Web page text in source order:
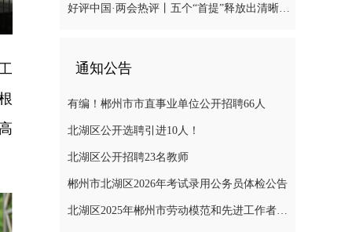
好评中国·两会热评丨五个“首提”释放出清晰“绿色信号”
通知公告
有编！郴州市市直事业单位公开招聘66人
北湖区公开选聘引进10人！
北湖区公开招聘23名教师
郴州市北湖区2026年考试录用公务员体检公告
北湖区2025年郴州市劳动模范和先进工作者推荐对象公示